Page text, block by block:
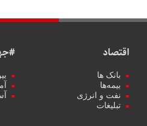
اقتصاد
بانک ها
بیمه‌ها
نفت و انرژی
تبلیغات